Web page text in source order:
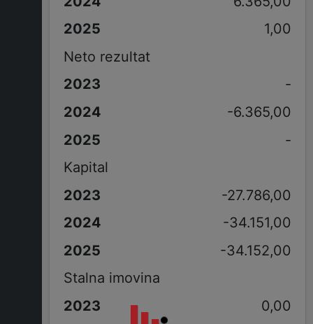
1,00
Neto rezultat
-
-6.365,00
-
Kapital
-27.786,00
-34.151,00
-34.152,00
Stalna imovina
0,00